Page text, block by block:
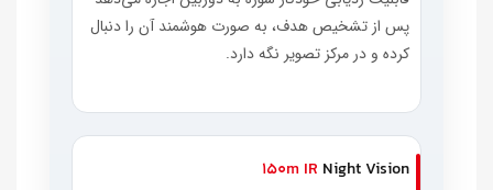
پس از تشخیص هدف، به صورت هوشمند آن را دنبال
کرده و در مرکز تصویر نگه دارد.
150m IR Night Vision